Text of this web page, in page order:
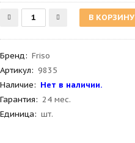
Бренд: Friso
Артикул: 9835
Наличие: Нет в наличии.
Гарантия: 24 мес.
Единица: шт.